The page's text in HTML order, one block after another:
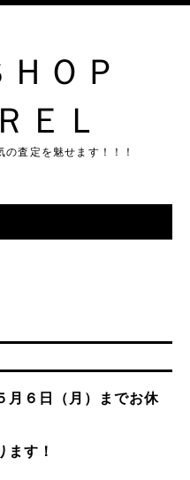
ＨＯＰ
ＥＬ
査定を魅せます！！！
月６日（月）までお休
ます！